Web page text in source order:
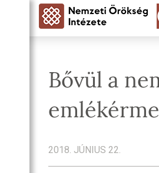
Bővül a
2018. JÚNIUS 22.